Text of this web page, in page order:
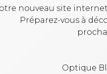
nouveau site
Préparez-vous à
Optique